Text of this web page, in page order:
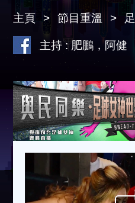
主頁 節目重溫
主持 : 肥鵬，阿健